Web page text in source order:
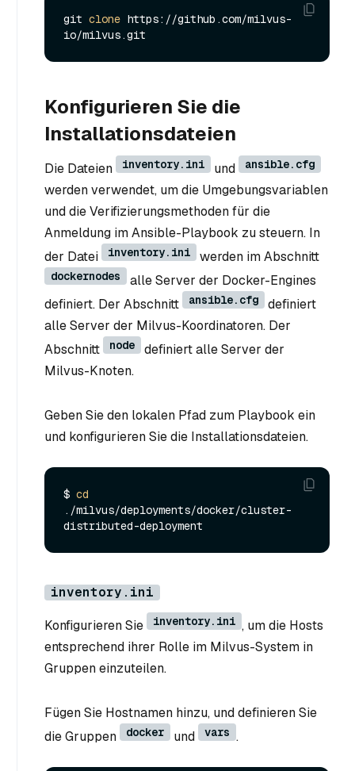
git clone https://github.com/milvus-
Konfigurieren Sie die
Installationsdateien
Die Dateien inventory.ini und ansible.cfg
werden verwendet, um die Umgebungsvariablen
und die Verifizierungsmethoden für die
Anmeldung im Ansible-Playbook zu steuern. In
der Datei
inventory.ini werden im Abschnitt
dockernodes
alle Server der Docker-Engines
definiert. Der Abschnitt
ansible.cfg
definiert
alle Server der Milvus-Koordinatoren. Der
Abschnitt
node
definiert alle Server der
Milvus-Knoten.
Geben Sie den lokalen Pfad zum Playbook ein
und konfigurieren Sie die Installationsdateien.
$ cd
./milvus/deployments/docker/cluster-
inventory.ini
Konfigurieren Sie
inventory.ini , um die Hosts
entsprechend ihrer Rolle im Milvus-System in
Gruppen einzuteilen.
Fügen Sie Hostnamen hinzu, und definieren Sie
die Gruppen
docker und vars .